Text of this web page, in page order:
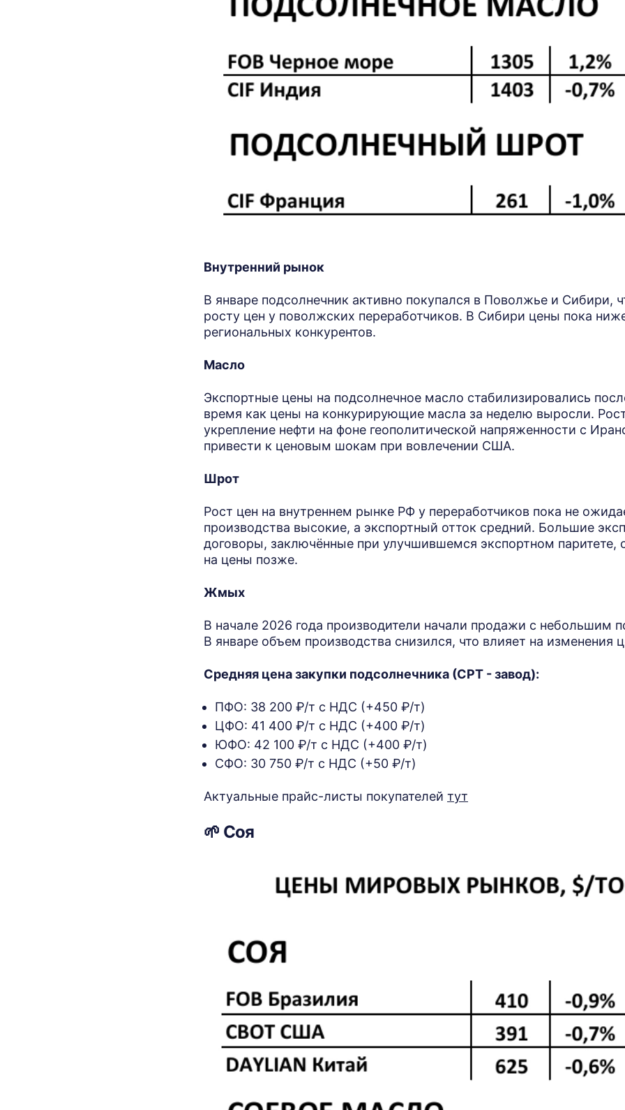
Внутренний рынок
В январе подсолнечник активно покупался в Поволжье и Сибири,
росту цен у поволжских переработчиков. В Сибири цены пока
региональных конкурентов.
Масло
Экспортные цены на подсолнечное масло стабилизировались
время как цены на конкурирующие масла за неделю выросли.
укрепление нефти на фоне геополитической напряженности с
привести к ценовым шокам при вовлечении США.
Шрот
Рост цен на внутреннем рынке РФ у переработчиков пока не
производства высокие, а экспортный отток средний. Большие
договоры, заключённые при улучшившемся экспортном паритете,
на цены позже.
Жмых
В начале 2026 года производители начали продажи с небольшим
В январе объем производства снизился, что влияет на изменения
Средняя цена закупки подсолнечника (СРТ - завод):
ПФО: 38 200 ₽/т с НДС (+450 ₽/т)
ЦФО: 41 400 ₽/т с НДС (+400 ₽/т)
ЮФО: 42 100 ₽/т с НДС (+400 ₽/т)
СФО: 30 750 ₽/т с НДС (+50 ₽/т)
Актуальные прайс-листы покупателей тут
🌱 Соя